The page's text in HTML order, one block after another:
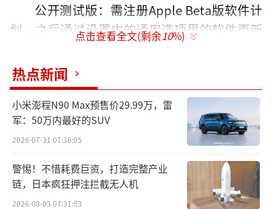
公开测试版：需注册Apple Beta版软件计
划，之后通过设置中的通用选项里的软件更新
开发预览版：需要先登录并注册苹果开发
者计划，然后同样通过设置中的通用选项里的
软件更新来进行升级。
此外，还有苹果iOS历史固件下载大全可供
参考。
将随后为大家带来这次更新的具体内容。
点击查看全文(剩余10%)
热点新闻
小米澎程N90 Max预售价29.99万，雷
军：50万内最好的SUV
2026-07-31 07:36:05
警惕！不惜耗费巨资，打造完整产业
链，日本疯狂押注拦截无人机
2026-08-05 07:31:53